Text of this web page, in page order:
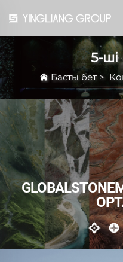
5-ші
Басты бет>